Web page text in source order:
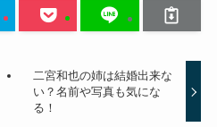
二宮和也の姉は結婚出来な
い？名前や写真も気にな
る！